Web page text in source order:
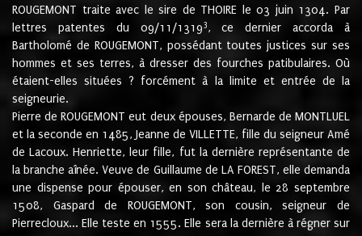
ROUGEMONT traite avec le sire de THOIRE le 03 juin 1304. Par
lettres patentes du 09/11/13193, ce dernier accorda à
Bartholomé de ROUGEMONT, possédant toutes justices sur ses
hommes et ses terres, à dresser des fourches patibulaires. Où
étaient-elles situées ? forcément à la limite et entrée de la
seigneurie.
Pierre de ROUGEMONT eut deux épouses, Bernarde de MONTLUEL
et la seconde en 1485, Jeanne de VILLETTE, fille du seigneur Amé
de Lacoux. Henriette, leur fille, fut la dernière représentante de
la branche aînée. Veuve de Guillaume de LA FOREST, elle demanda
une dispense pour épouser, en son château, le 28 septembre
1508, Gaspard de ROUGEMONT, son cousin, seigneur de
Pierrecloux... Elle teste en 1555. Elle sera la dernière à régner sur